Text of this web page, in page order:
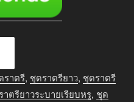
ราตรี, ชุดราตรียาว, ชุดราตรี
าตรียาวระบายเรียบหรู, ชุด